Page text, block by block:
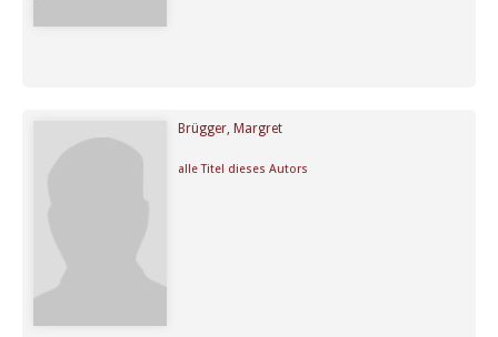
Brügger, Margret
alle Titel dieses Autors